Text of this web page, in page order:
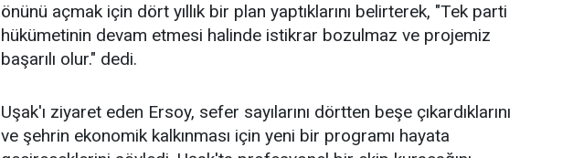
önünü açmak için dört yıllık bir plan yaptıklarını belirterek, "Tek parti
hükümetinin devam etmesi halinde istikrar bozulmaz ve projemiz
başarılı olur." dedi.
Uşak'ı ziyaret eden Ersoy, sefer sayılarını dörtten beşe çıkardıklarını
ve şehrin ekonomik kalkınması için yeni bir programı hayata